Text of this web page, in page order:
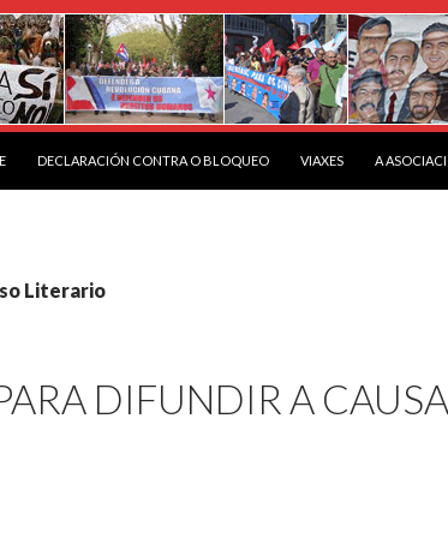
DECLARACIÓN CONTRA O BLOQUEO VIAXES A
Literario
DIFUNDIR A CAUSA